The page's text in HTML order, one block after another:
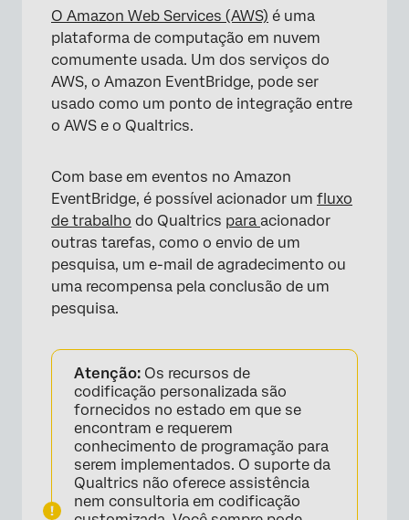
EventBridge
Etapa 3: criação de um destino API no
EventBridge
Etapa 4: criação de uma regra EventBridge
Etapa 5: Atualizar as configurações do S3
O Amazon Web Services (AWS) é uma
plataforma de computação em nuvem
comumente usada. Um dos serviços do
AWS, o Amazon EventBridge, pode ser
usado como um ponto de integração entre
o AWS e o Qualtrics.
Com base em eventos no Amazon
EventBridge, é possível acionador um fluxo
de trabalho do Qualtrics para acionador
outras tarefas, como o envio de um
pesquisa, um e-mail de agradecimento ou
uma recompensa pela conclusão de um
pesquisa.
Atenção: Os recursos de
codificação personalizada são
fornecidos no estado em que se
encontram e requerem
conhecimento de programação para
serem implementados. O suporte da
Qualtrics não oferece assistência
nem consultoria em codificação